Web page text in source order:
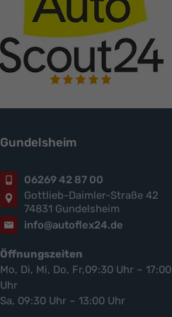
Gundelsheim
06269 42 87 00
Gottlieb-Daimler-Straße 42
74831 Gundelsheim
info@autoflex24.de
Öffnungszeiten
Mo, Di, Mi, Do, Fr,09:30 Uhr – 17:00
Uhr
Sa, 09:30 Uhr – 13:00 Uhr